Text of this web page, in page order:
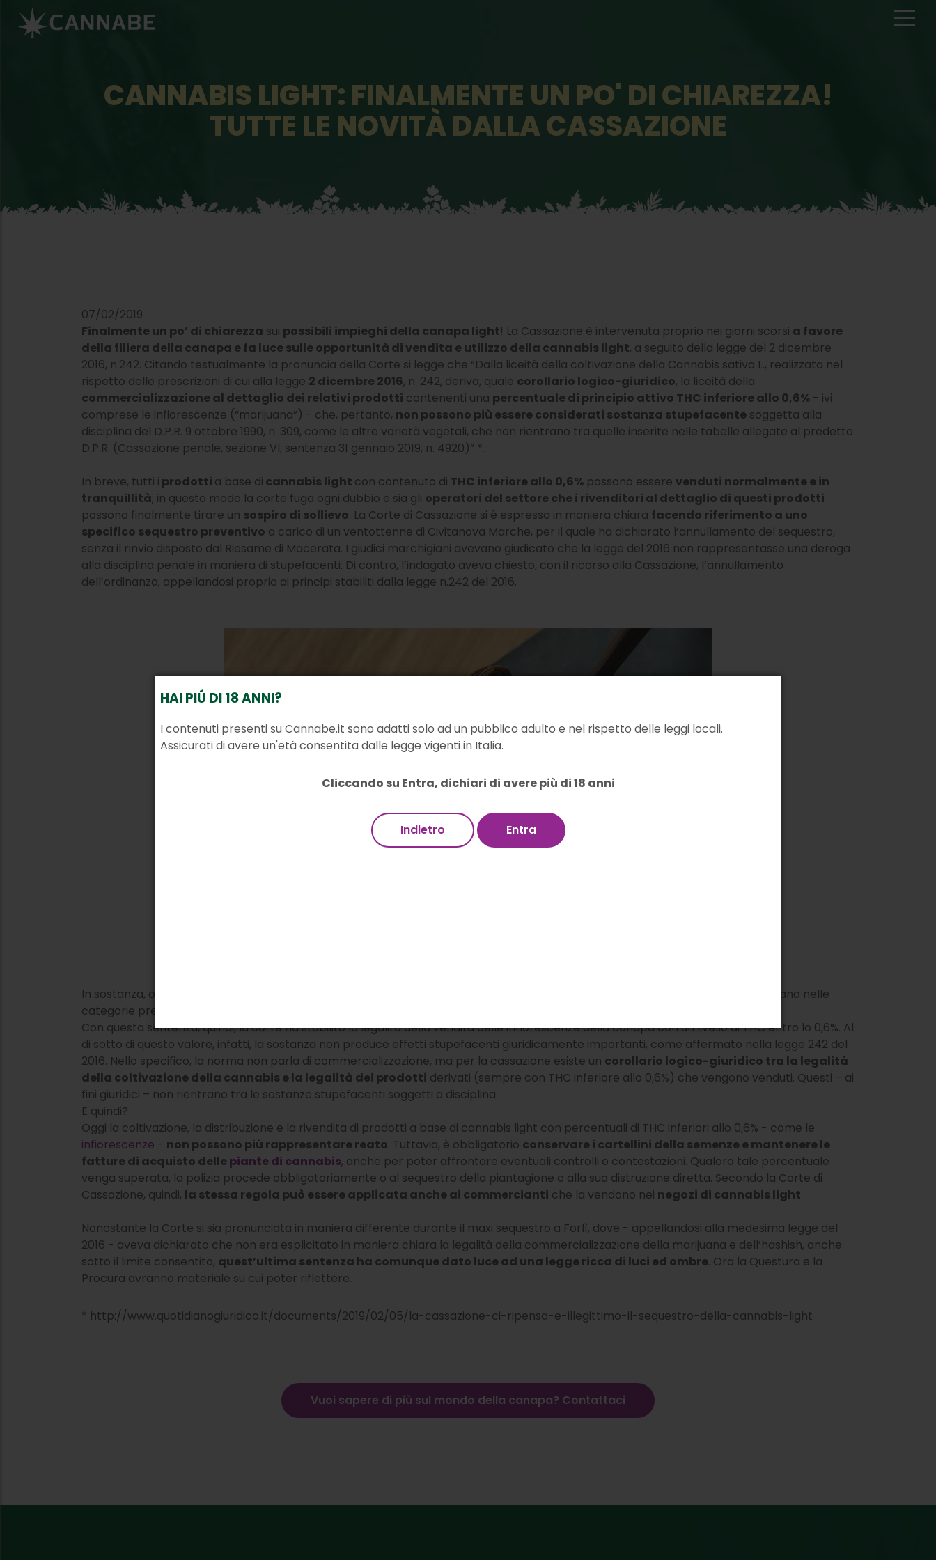
CANNABIS LIGHT: FINALMENTE UN PO' DI CHIAREZZA!
TUTTE LE NOVITÀ DALLA CASSAZIONE
07/02/2019
Finalmente un po’ di chiarezza sui possibili impieghi della canapa light! La Cassazione è intervenuta proprio nei giorni scorsi a favore
della filiera della canapa e fa luce sulle opportunità di vendita e utilizzo della cannabis light, a seguito della legge del 2 dicembre
2016, n.242. Citando testualmente la pronuncia della Corte si legge che “Dalla liceità della coltivazione della Cannabis sativa L., realizzata nel
rispetto delle prescrizioni di cui alla legge 2 dicembre 2016, n. 242, deriva, quale corollario logico-giuridico, la liceità della
commercializzazione al dettaglio dei relativi prodotti contenenti una percentuale di principio attivo THC inferiore allo 0,6% - ivi
comprese le infiorescenze (“marijuana”) - che, pertanto, non possono più essere considerati sostanza stupefacente soggetta alla
disciplina del D.P.R. 9 ottobre 1990, n. 309, come le altre varietà vegetali, che non rientrano tra quelle inserite nelle tabelle allegate al predetto
D.P.R. (Cassazione penale, sezione VI, sentenza 31 gennaio 2019, n. 4920)” *.
In breve, tutti i prodotti a base di cannabis light con contenuto di THC inferiore allo 0,6% possono essere venduti normalmente e in
tranquillità; in questo modo la corte fuga ogni dubbio e sia gli operatori del settore che i rivenditori al dettaglio di questi prodotti
possono finalmente tirare un sospiro di sollievo. La Corte di Cassazione si è espressa in maniera chiara facendo riferimento a uno
specifico sequestro preventivo a carico di un ventottenne di Civitanova Marche, per il quale ha dichiarato l’annullamento del sequestro,
senza il rinvio disposto dal Riesame di Macerata. I giudici marchigiani avevano giudicato che la legge del 2016 non rappresentasse una deroga
alla disciplina penale in maniera di stupefacenti. Di contro, l’indagato aveva chiesto, con il ricorso alla Cassazione, l’annullamento
dell’ordinanza, appellandosi proprio ai principi stabiliti dalla legge n.242 del 2016.
In sostanza, oggi sappiamo che è legale la
che rientrano nelle
categorie previste dalla legge n.242 del 2016.
Con questa sentenza, quindi, la corte ha stabilito la legalità della vendita delle inflorescenze della canapa con un livello di THC entro lo 0,6%. Al
di sotto di questo valore, infatti, la sostanza non produce effetti stupefacenti giuridicamente importanti, come affermato nella legge 242 del
2016. Nello specifico, la norma non parla di commercializzazione, ma per la cassazione esiste un corollario logico-giuridico tra la legalità
della coltivazione della cannabis e la legalità dei prodotti derivati (sempre con THC inferiore allo 0,6%) che vengono venduti. Questi – ai
fini giuridici – non rientrano tra le sostanze stupefacenti soggetti a disciplina.
E quindi?
Oggi la coltivazione, la distribuzione e la rivendita di prodotti a base di cannabis light con percentuali di THC inferiori allo 0,6% - come le
infiorescenze - non possono più rappresentare reato. Tuttavia, è obbligatorio conservare i cartellini della semenze e mantenere le
fatture di acquisto dellepiante di cannabis, anche per poter affrontare eventuali controlli o contestazioni. Qualora tale percentuale
venga superata, la polizia procede obbligatoriamente o al sequestro della piantagione o alla sua distruzione diretta. Secondo la Corte di
Cassazione, quindi, la stessa regola può essere applicata anche ai commercianti che la vendono nei negozi di cannabis light.
Nonostante la Corte si sia pronunciata in maniera differente durante il maxi sequestro a Forlì, dove - appellandosi alla medesima legge del
2016 - aveva dichiarato che non era esplicitato in maniera chiara la legalità della commercializzazione della marijuana e dell’hashish, anche
sotto il limite consentito, quest’ultima sentenza ha comunque dato luce ad una legge ricca di luci ed ombre. Ora la Questura e la
Procura avranno materiale su cui poter riflettere.
* http://www.quotidianogiuridico.it/documents/2019/02/05/la-cassazione-ci-ripensa-e-illegittimo-il-sequestro-della-cannabis-light
Vuoi sapere di più sul mondo della canapa? Contattaci